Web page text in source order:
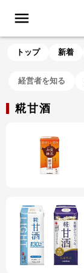
トップ 新着
経営者を知る
糀甘酒